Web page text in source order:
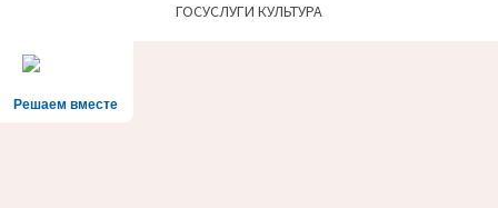
ГОСУСЛУГИ КУЛЬТУРА
Решаем вместе